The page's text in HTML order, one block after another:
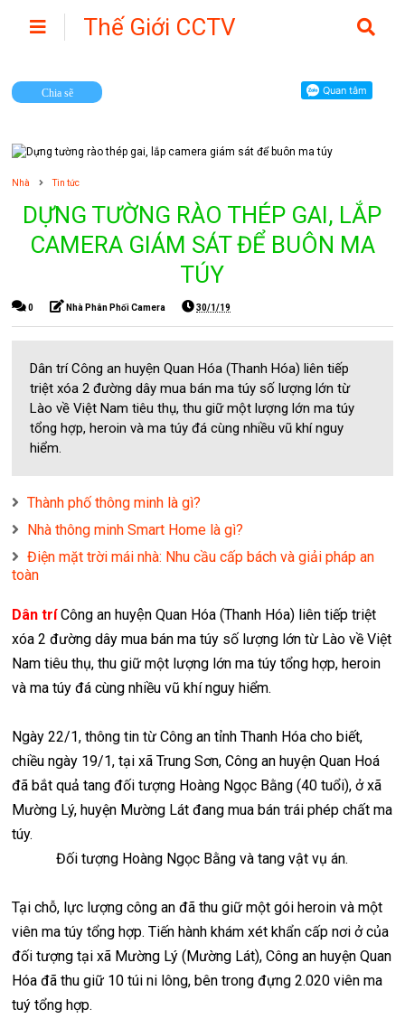
Thế Giới CCTV
Chia sẽ
Nhà Tin tức
DỰNG TƯỜNG RÀO THÉP GAI, LẮP
CAMERA GIÁM SÁT ĐỂ BUÔN MA
TÚY
0 Nhà Phân Phối Camera 30/1/19
Dân trí Công an huyện Quan Hóa (Thanh Hóa) liên tiếp
triệt xóa 2 đường dây mua bán ma túy số lượng lớn từ
Lào về Việt Nam tiêu thụ, thu giữ một lượng lớn ma túy
tổng hợp, heroin và ma túy đá cùng nhiều vũ khí nguy
hiểm.
Thành phố thông minh là gì?
Nhà thông minh Smart Home là gì?
Điện mặt trời mái nhà: Nhu cầu cấp bách và giải pháp an
toàn
Dân tríCông an huyện Quan Hóa (Thanh Hóa) liên tiếp triệt
xóa 2 đường dây mua bán ma túy số lượng lớn từ Lào về Việt
Nam tiêu thụ, thu giữ một lượng lớn ma túy tổng hợp, heroin
và ma túy đá cùng nhiều vũ khí nguy hiểm.
Ngày 22/1, thông tin từ Công an tỉnh Thanh Hóa cho biết,
chiều ngày 19/1, tại xã Trung Sơn, Công an huyện Quan Hoá
đã bắt quả tang đối tượng Hoàng Ngọc Bằng (40 tuổi), ở xã
Mường Lý, huyện Mường Lát đang mua bán trái phép chất ma
túy.
Đối tượng Hoàng Ngọc Bằng và tang vật vụ án.
Tại chỗ, lực lượng công an đã thu giữ một gói heroin và một
viên ma túy tổng hợp. Tiến hành khám xét khẩn cấp nơi ở của
đối tượng tại xã Mường Lý (Mường Lát), Công an huyện Quan
Hóa đã thu giữ 10 túi ni lông, bên trong đựng 2.020 viên ma
tuý tổng hợp.